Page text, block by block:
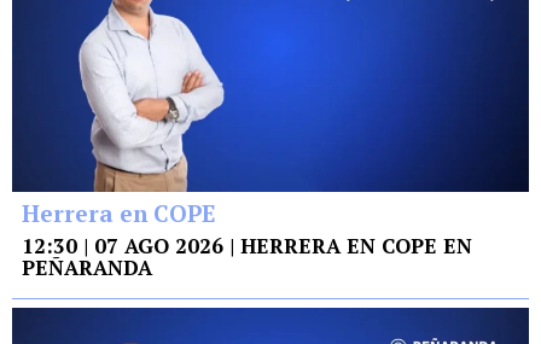
Herrera en COPE
12:30 | 07 AGO 2026 | HERRERA EN COPE EN
PEÑARANDA